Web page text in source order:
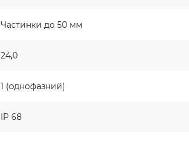
Частинки до 50 мм
24,0
1 (однофазний)
IP 68